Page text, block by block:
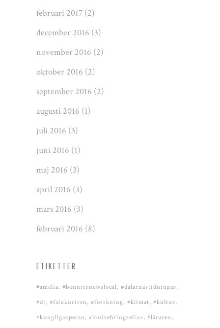
februari 2017 (2)
december 2016 (3)
november 2016 (2)
oktober 2016 (2)
september 2016 (2)
augusti 2016 (1)
juli 2016 (3)
juni 2016 (1)
maj 2016 (3)
april 2016 (3)
mars 2016 (3)
februari 2016 (8)
ETIKETTER
#amelia #bonniernewslocal #dalarnastidningar
#dt #falukuriren #forskning #klimat #kultur
#kungligaoperan #louisebringselius #läraren